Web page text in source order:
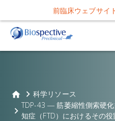
前臨床ウェブサイ
科学リソース
TDP-43 ― 筋萎縮性側索硬
知症（FTD）におけるその役